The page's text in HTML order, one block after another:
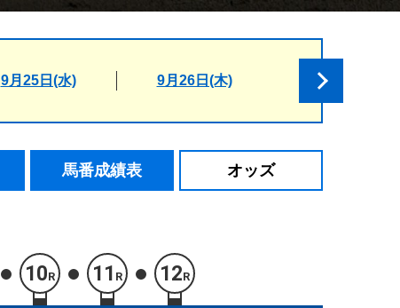
9月25日(水) 9月26日(木)
馬番成績表 オッズ
10R 11 R 12R